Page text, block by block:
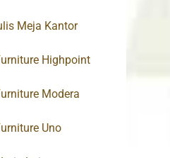
Meja Kantor
Highpoint
Modera
Uno